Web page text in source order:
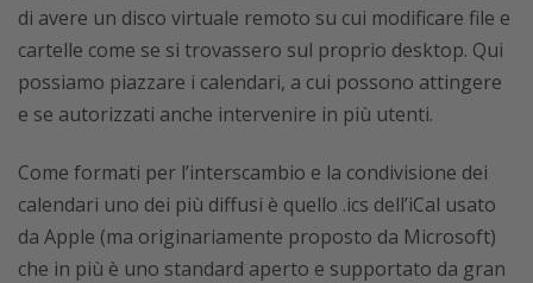
di avere un disco virtuale remoto su cui modificare file e
cartelle come se si trovassero sul proprio desktop. Qui
possiamo piazzare i calendari, a cui possono attingere
e se autorizzati anche intervenire in più utenti.
Come formati per l’interscambio e la condivisione dei
calendari uno dei più diffusi è quello .ics dell’iCal usato
da Apple (ma originariamente proposto da Microsoft)
che in più è uno standard aperto e supportato da gran